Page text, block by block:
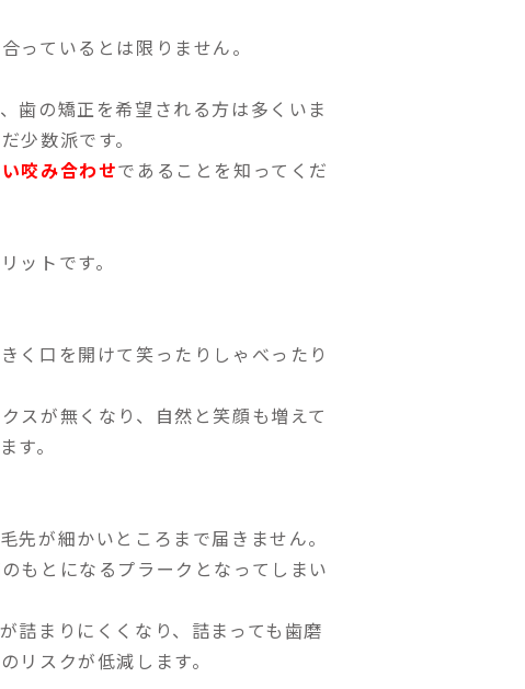
っているとは限りません。
歯の矯正を希望される方は多くいま
少数派です。
咬み合わせであることを知ってくだ
ットです。
く口を開けて笑ったりしゃべったり
スが無くなり、自然と笑顔も増えて
す。
先が細かいところまで届きません。
もとになるプラークとなってしまい
詰まりにくくなり、詰まっても歯磨
リスクが低減します。